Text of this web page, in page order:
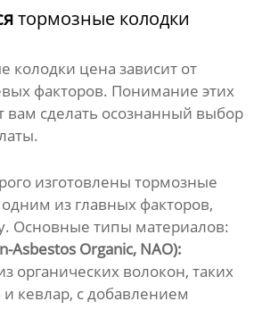
тормозные колодки
колодки цена зависит от
факторов. Понимание этих
вам сделать осознанный выбор
изготовлены тормозные
из главных факторов,
Основные типы материалов:
Asbestos Organic, NAO):
органических волокон, таких
и кевлар, с добавлением